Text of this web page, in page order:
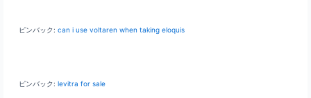
ピンバック: can i use voltaren when taking eloquis
ピンバック: levitra for sale